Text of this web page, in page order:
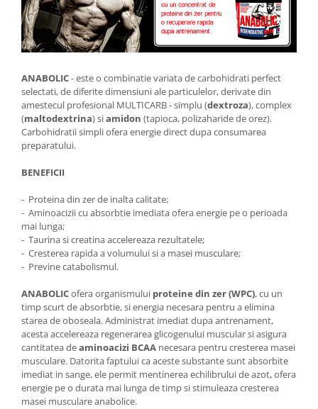
Ondulatoare
Placi de par
Uscatoare si perii electrice
Uscatoare
Perii electrice
Articole ingrijire copii
Aspiratoare nazale
Incalzitoare si sterilizatoare
Diverse
Electrocasnice & climatizare
Ventilatoare
Purificatoare
Electrocasnice mici
Suplimente nutritive
Proteine si aminoacizi
Proteine
Aminoacizi
Tablete energizante
ANABOLIC- este o combinatie variata de carbohidrati perfect
selectati, de diferite dimensiuni ale particulelor, derivate din
amestecul profesional MULTICARB - simplu (dextroza), complex
(maltodextrina) siamidon (tapioca, polizaharide de orez).
Carbohidratii simpli ofera energie direct dupa consumarea
preparatului.
BENEFICII
- Proteina din zer de inalta calitate;
- Aminoacizii cu absorbtie imediata ofera energie pe o perioada
mai lunga;
- Taurina si creatina accelereaza rezultatele;
- Cresterea rapida a volumului si a masei musculare;
- Previne catabolismul.
ANABOLICofera organismului proteine din zer (WPC), cu un
timp scurt de absorbtie, si energia necesara pentru a elimina
starea de oboseala. Administrat imediat dupa antrenament,
acesta accelereaza regenerarea glicogenului muscular si asigura
cantitatea deaminoacizi BCAA necesara pentru cresterea masei
musculare. Datorita faptului ca aceste substante sunt absorbite
imediat in sange, ele permit mentinerea echilibrului de azot, ofera
energie pe o durata mai lunga de timp si stimuleaza cresterea
masei musculare anabolice.